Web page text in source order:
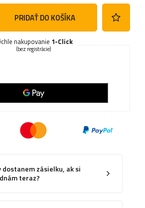
PRIDAŤ DO KOŠÍKA
nakupovanie 1-Click
(bez registrácie)
dostanem zásielku, ak si
teraz?